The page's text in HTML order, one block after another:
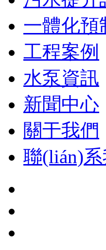
一體化預
工程案例
水泵資訊
新聞中心
關于我們
聯(lián)系